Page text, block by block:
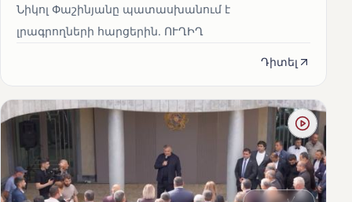
Նիկոլ Փաշինյանը պատասխանում է
լրագրողների հարցերին․ ՈՒՂԻՂ
Դիտել